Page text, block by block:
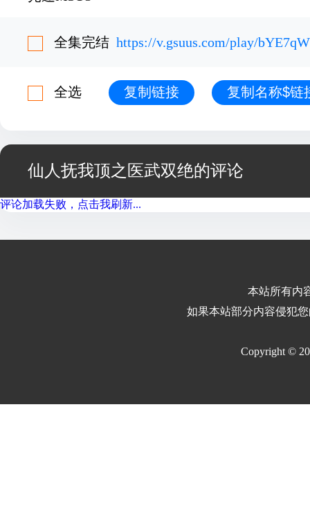
全集完结 https://v.gsuus.com/play/
全选 复制链接 复制名称$链
仙人抚我顶之医武双绝的评论
评论加载失败，点击我刷新...
本站所有内
如果本站部分内容侵犯
Copyright ©